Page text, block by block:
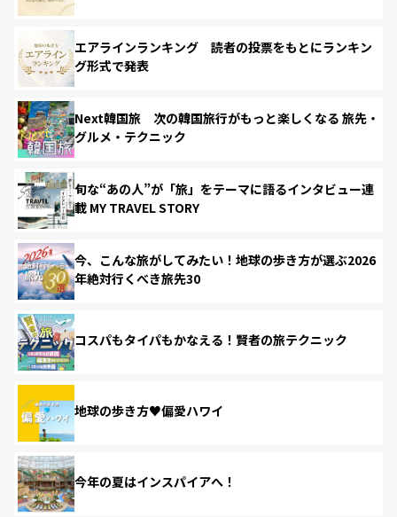
エアラインランキング 読者の投票をもとにランキン
グ形式で発表
Next韓国旅 次の韓国旅行がもっと楽しくなる 旅先・
グルメ・テクニック
旬な“あの人”が「旅」をテーマに語るインタビュー連
載 MY TRAVEL STORY
今、こんな旅がしてみたい！地球の歩き方が選ぶ2026
年絶対行くべき旅先30
コスパもタイパもかなえる！賢者の旅テクニック
地球の歩き方♥偏愛ハワイ
今年の夏はインスパイアへ！